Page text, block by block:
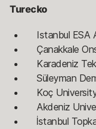
Turecko
Istanbul ESA
Çanakkale
Karadeniz
Süleyman
Koç
Akdeniz
İstanbul